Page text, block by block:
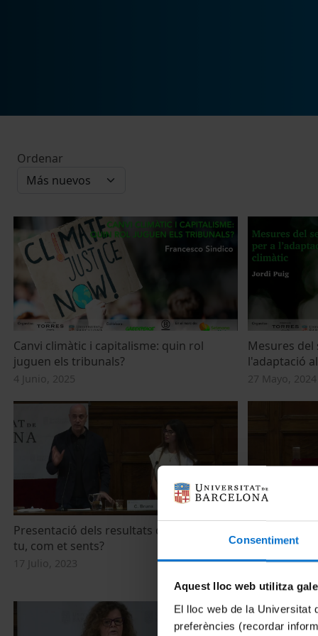
Consentiment
Aquest lloc web utilitza
El lloc web de la Universitat
preferències (recordar
Ordenar
Canvi climàtic i capitalisme: quin rol
juguen els tribunals?
4 Junio, 2025
Mesures
l'adaptació
27 Mayo, 2024
Presentació dels resultats de l’enquesta I
tu, com et sents?
17 Julio, 2023
adolescents:
17 Julio, 2023